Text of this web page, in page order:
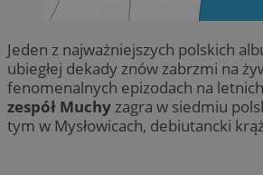
Jeden z najważniejszych polskich
ubiegłej dekady znów zabrzmi na
fenomenalnych epizodach na
zespół Muchyzagra w siedmiu
tym w Mysłowicach, debiutancki